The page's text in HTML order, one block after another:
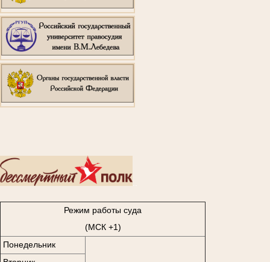
Режим работы суда
(МСК +1)
Понедельник